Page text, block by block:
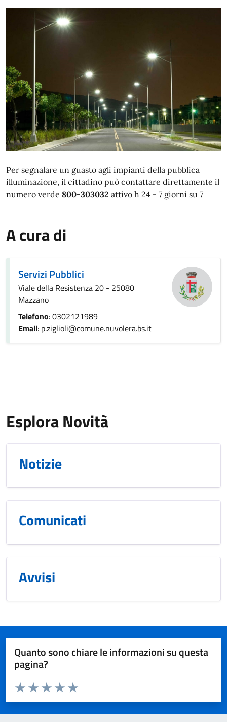
Per segnalare un guasto agli impianti della pubblica
illuminazione, il cittadino può contattare direttamente il
numero verde 800-303032 attivo h 24 - 7 giorni su 7
A cura di
Servizi Pubblici
Viale della Resistenza 20 - 25080
Mazzano
Telefono: 0302121989
Email: p.ziglioli@comune.nuvolera.bs.it
Esplora Novità
Notizie
Comunicati
Avvisi
Quanto sono chiare le informazioni su questa
pagina?
Valuta da 1 a 5 stelle la pagina
Valuta 5 stelle su 5
Valuta 4 stelle su 5
Valuta 3 stelle su 5
Valuta 2 stelle su 5
Valuta 1 stelle su 5